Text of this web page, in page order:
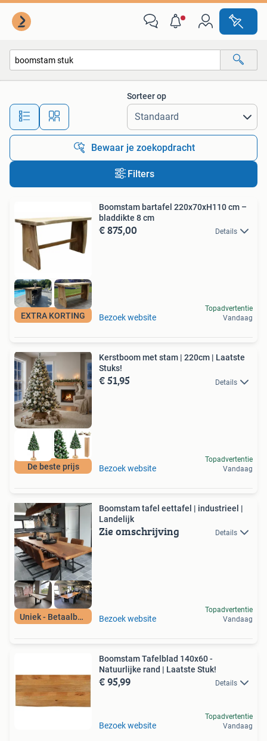
Alle afstanden…
Sorteer op
Bewaar je zoekopdracht
Filters
EXTRA KORTING
Boomstam bartafel 220x70xH110 cm –
bladdikte 8 cm
€ 875,00 Details
Bezoek website
Topadvertentie
Vandaag
De beste prijs
Kerstboom met stam | 220cm | Laatste
Stuks!
€ 51,95 Details
Bezoek website
Topadvertentie
Vandaag
Uniek - Betaalbaar
Boomstam tafel eettafel | industrieel |
Landelijk
Zie omschrijving Details
Bezoek website
Topadvertentie
Vandaag
Boomstam Tafelblad 140x60 -
Natuurlijke rand | Laatste Stuk!
€ 95,99 Details
Bezoek website
Topadvertentie
Vandaag